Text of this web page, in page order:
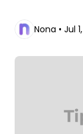
Nona • Jul